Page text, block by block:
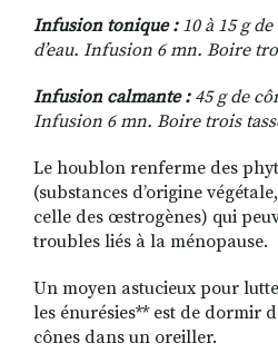
Infusion tonique : 10 à 15 g
d’eau. Infusion 6 mn. Boire
Infusion calmante : 45 g de
Infusion 6 mn. Boire trois
Le houblon renferme des
(substances d’origine
celle des œstrogènes) qui
troubles liés à la ménopause.
Un moyen astucieux pour
les énurésies** est de dormir
cônes dans un oreiller.